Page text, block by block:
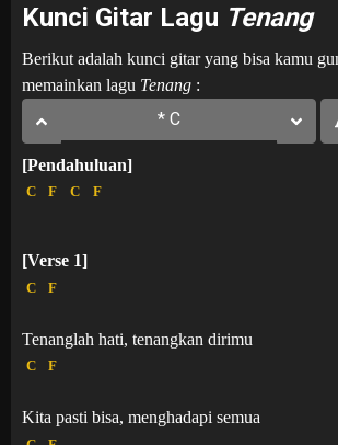
Kunci Gitar Lagu Tenang
Berikut adalah kunci gitar yang bisa kamu
memainkan lagu Tenang :
[Pendahuluan]
C F C F
[Verse 1]
C F
Tenanglah hati, tenangkan dirimu
C F
Kita pasti bisa, menghadapi semua